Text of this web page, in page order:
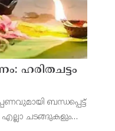
ഹരിതചട്ടം
ബന്ധപ്പെട്ട്
എല്ലാ ചടങ്ങുകളും